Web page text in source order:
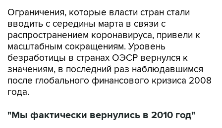
Ограничения, которые власти стран стали
вводить с середины марта в связи с
распространением коронавируса, привели к
масштабным сокращениям. Уровень
безработицы в странах ОЭСР вернулся к
значениям, в последний раз наблюдавшимся
после глобального финансового кризиса 2008
года.
"Мы фактически вернулись в 2010 год"